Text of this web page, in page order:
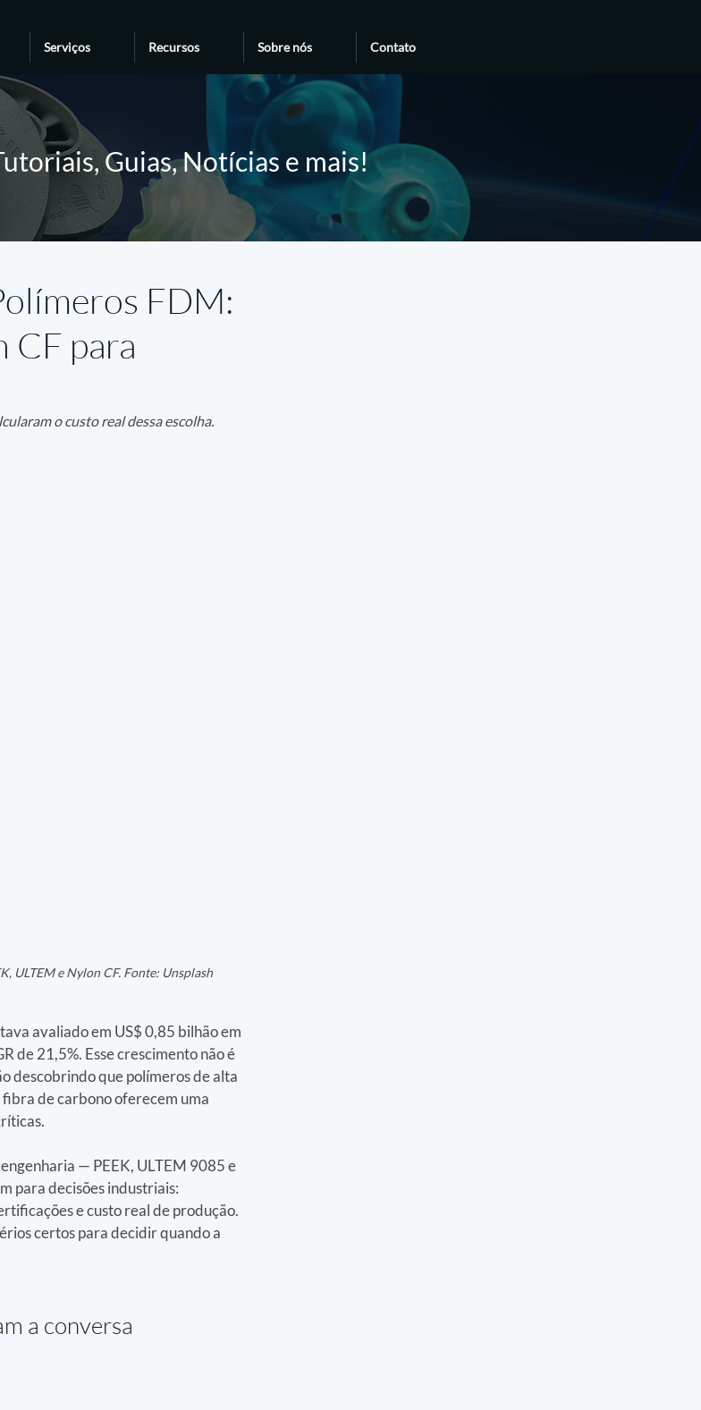
Serviços Recursos Sobre nós Contato
Guias, Notícias e mais!
FDM:
CF para
o custo real dessa escolha.
ULTEM e Nylon CF. Fonte: Unsplash
avaliado em US$ 0,85 bilhão em
de 21,5%. Esse crescimento não é
descobrindo que polímeros de alta
de carbono oferecem uma
— PEEK, ULTEM 9085 e
para decisões industriais:
e custo real de produção.
certos para decidir quando a
a conversa